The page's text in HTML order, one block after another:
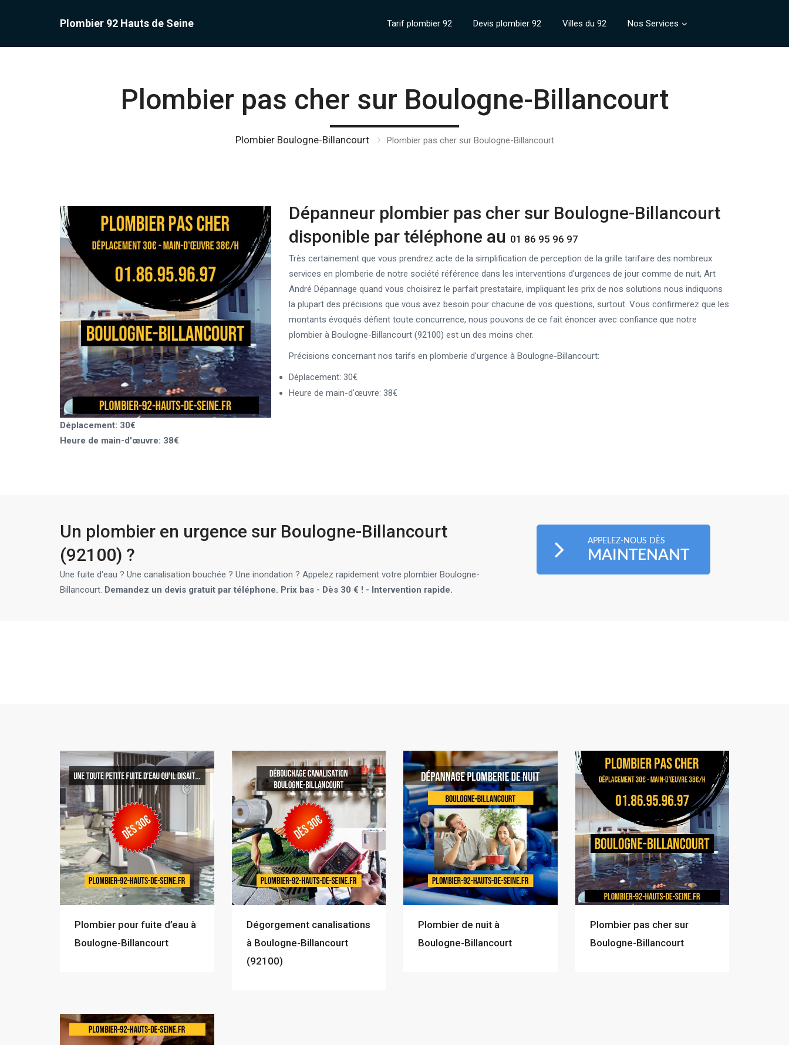
Plombier 92 Hauts de Seine Tarif plombier 92 Devis plombier 92 Villes du 92 Nos Services
Plombier pas cher sur Boulogne-Billancourt
Plombier Boulogne-Billancourt Plombier pas cher sur Boulogne-Billancourt
Déplacement: 30€
Heure de main-d'œuvre: 38€
Dépanneur plombier pas cher sur Boulogne-Billancourt
disponible par téléphone au 01 86 95 96 97
Très certainement que vous prendrez acte de la simplification de perception de la grille tarifaire des nombreux
services en plomberie de notre société référence dans les interventions d'urgences de jour comme de nuit, Art
André Dépannage quand vous choisirez le parfait prestataire, impliquant les prix de nos solutions nous indiquons
la plupart des précisions que vous avez besoin pour chacune de vos questions, surtout. Vous confirmerez que les
montants évoqués défient toute concurrence, nous pouvons de ce fait énoncer avec confiance que notre
plombier à Boulogne-Billancourt (92100) est un des moins cher.
Précisions concernant nos tarifs en plomberie d'urgence à Boulogne-Billancourt:
Déplacement: 30€
Heure de main-d'œuvre: 38€
Un plombier en urgence sur Boulogne-Billancourt
(92100) ?
Une fuite d'eau ? Une canalisation bouchée ? Une inondation ? Appelez rapidement votre plombier Boulogne-
Billancourt. Demandez un devis gratuit par téléphone. Prix bas - Dès 30 € ! - Intervention rapide.
APPELEZ-NOUS DÈS
MAINTENANT
Plombier pour fuite d’eau à
Boulogne-Billancourt
Dégorgement canalisations
à Boulogne-Billancourt
(92100)
Plombier de nuit à
Boulogne-Billancourt
Plombier pas cher sur
Boulogne-Billancourt